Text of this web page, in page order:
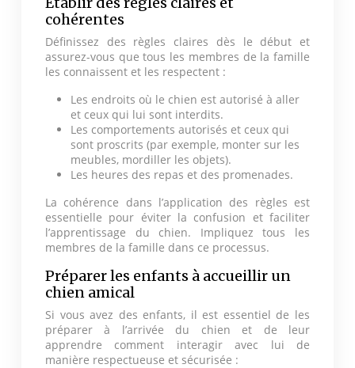
cohérentes
Définissez des règles claires dès le début et
assurez-vous que tous les membres de la famille
les connaissent et les respectent :
Les endroits où le chien est autorisé à aller
et ceux qui lui sont interdits.
Les comportements autorisés et ceux qui
sont proscrits (par exemple, monter sur les
meubles, mordiller les objets).
Les heures des repas et des promenades.
La cohérence dans l’application des règles est
essentielle pour éviter la confusion et faciliter
l’apprentissage du chien. Impliquez tous les
membres de la famille dans ce processus.
Préparer les enfants à accueillir un
chien amical
Si vous avez des enfants, il est essentiel de les
préparer à l’arrivée du chien et de leur
apprendre comment interagir avec lui de
manière respectueuse et sécurisée :